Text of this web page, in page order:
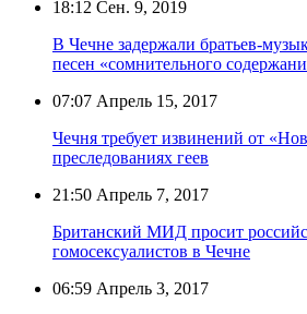
18:12 Сен. 9, 2019
В Чечне задержали братьев-
песен «сомнительного
07:07 Апрель 15, 2017
Чечня требует извинений от
преследованиях геев
21:50 Апрель 7, 2017
Британский МИД просит
гомосексуалистов в Чечне
06:59 Апрель 3, 2017